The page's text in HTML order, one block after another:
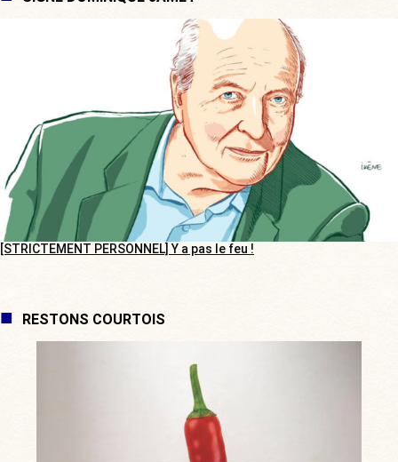
[STRICTEMENT PERSONNEL] Y a pas le feu !
RESTONS COURTOIS